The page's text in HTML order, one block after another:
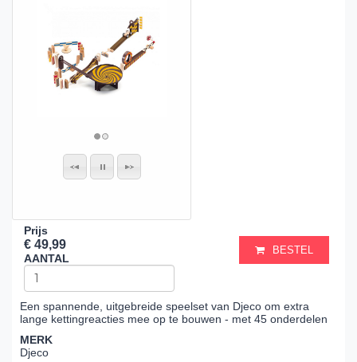
Prijs
€ 49,99
AANTAL
BESTEL
Een spannende, uitgebreide speelset van Djeco om extra
lange kettingreacties mee op te bouwen - met 45 onderdelen
MERK
Djeco